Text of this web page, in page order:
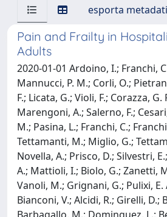
esporta metadati
Pain and Frailty in
Adults
2020-01-01 Ardoino, I.; Franchi,
Mannucci, P. M.; Corli, O.;
F.; Licata, G.; Violi, F.; Corazza, G.
Marengoni, A.; Salerno, F.;
M.; Pasina, L.; Franchi, C.;
Tettamanti, M.; Miglio, G.;
Novella, A.; Prisco, D.; Silvestri,
A.; Mattioli, I.; Biolo, G.; Zanetti,
Vanoli, M.; Grignani, G.; Pulixi, E.
Bianconi, V.; Alcidi, R.; Girelli, D.;
Barbagallo, M.; Dominguez, L.;